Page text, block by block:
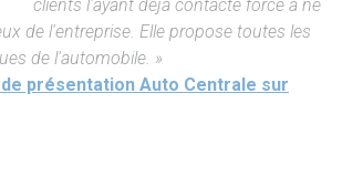
clients l'ayant déjà contacté force à ne
de l'entreprise. Elle propose toutes les
de l'automobile. »
présentation Auto Centrale sur